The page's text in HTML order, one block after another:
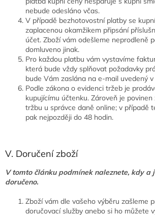
nebude odesláno včas.
V případě bezhotovostní platby se
zaplacenou okamžikem připsání
účet. Zboží vám odešleme neprodleně
domluveno jinak.
Pro každou platbu vám vystavíme
která bude vždy splňovat požadavky
bude Vám zaslána na e-mail uvedený
Podle zákona o evidenci tržeb je
kupujícímu účtenku. Zároveň je
tržbu u správce daně online; v případě
pak nejpozději do 48 hodin.
V. Doručení zboží
V tomto článku podmínek naleznete, kdy a
doručeno.
Zboží vám dle vašeho výběru zašleme
doručovací služby anebo si ho můžete